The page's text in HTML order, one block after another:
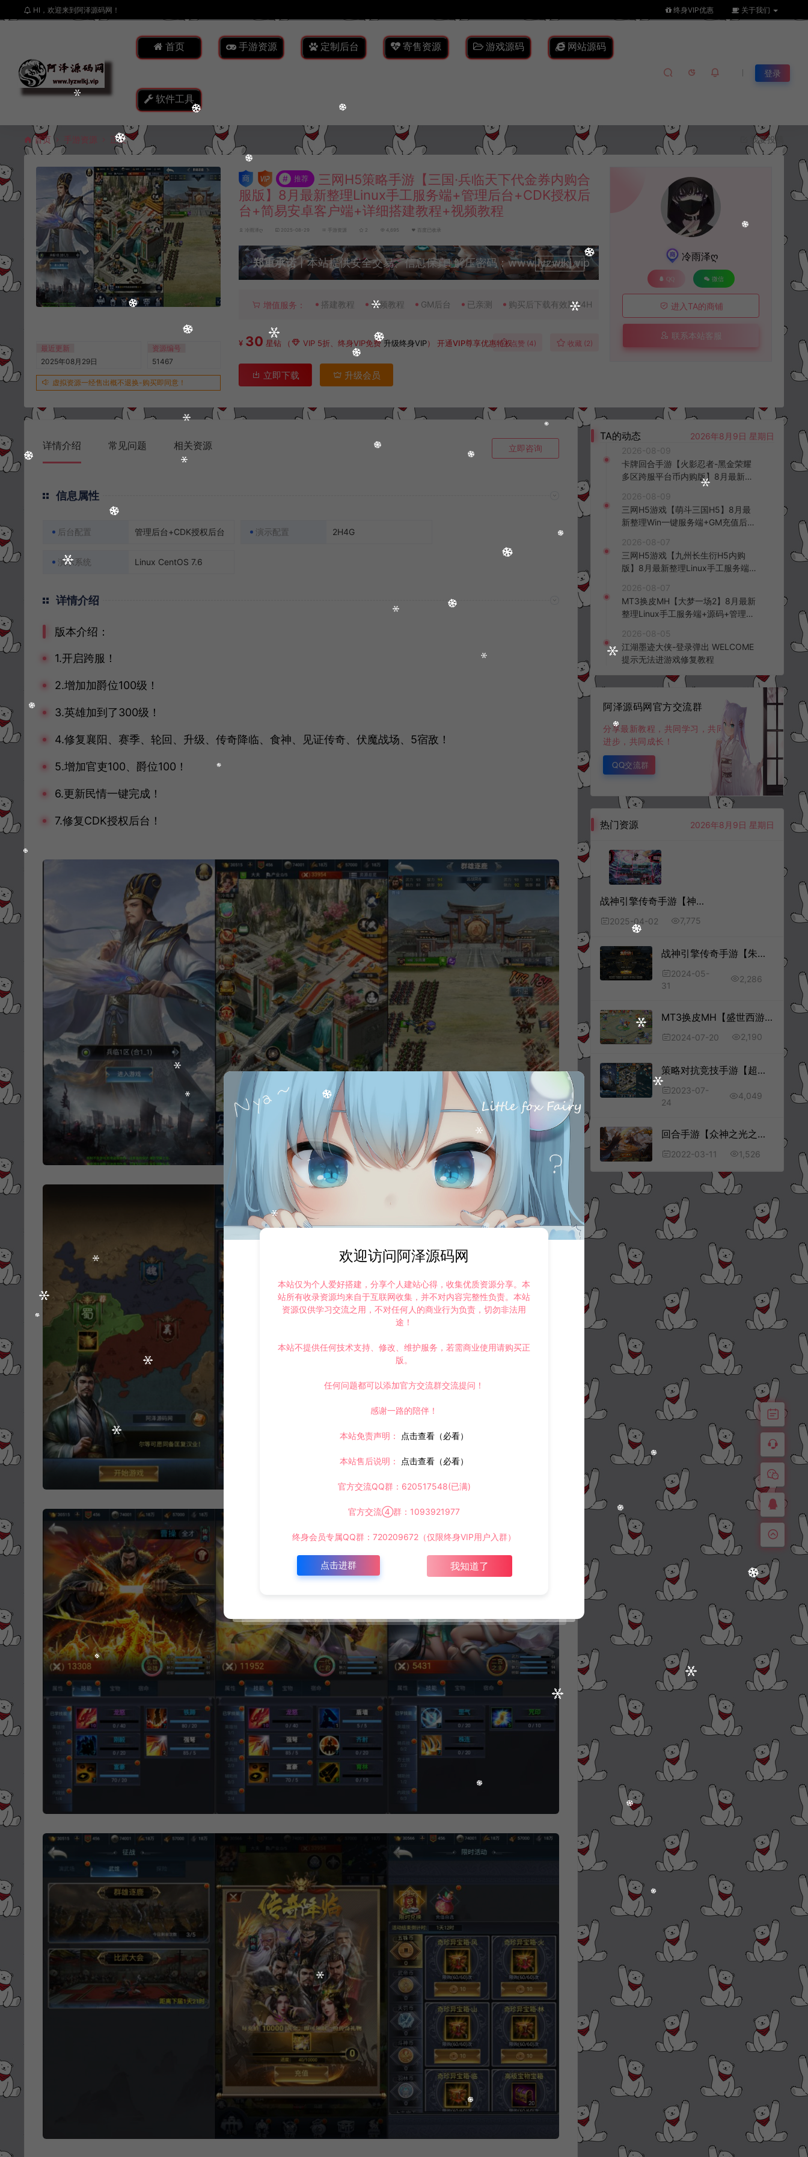
HI，欢迎来到阿泽源码网！ 终身VIP优惠 关于我们
首页 手游资源 定制后台 寄售资源 游戏源码 网站源码
软件工具
登录
首页 手游资源 正文 我要投稿
最近更新
2025年08月29日
资源编号
51467
虚拟资源一经售出概不退换-购买即同意！
# 推荐
三网H5策略手游【三国·兵临天下代金券内购合
服版】8月最新整理Linux手工服务端+管理后台+CDK授权后
台+简易安卓客户端+详细搭建教程+视频教程
冷雨泽ღ 2025-08-29 手游资源 2 4,695 百度已收录
郑重承诺丨本站提供安全交易、信息保真! 解压密码：www.lyzwlkj.vip
升级会员
增值服务： 搭建教程 视频教程 GM后台 已亲测 购买后下载有效期24H
¥ 30 星钻 （ VIP 5折、终身VIP免费升级终身VIP）开通VIP尊享优惠特权点赞 (4) 收藏 (2)
立即下载 升级会员
冷雨泽ღ
QQ 微信
进入TA的商铺
联系本站客服
详情介绍 常见问题 相关资源 立即咨询
信息属性
后台配置 管理后台+CDK授权后台 演示配置 2H4G
演示系统 Linux CentOS 7.6
详情介绍
版本介绍：
1.开启跨服！
2.增加加爵位100级！
3.英雄加到了300级！
4.修复襄阳、赛季、轮回、升级、传奇降临、食神、见证传奇、伏魔战场、5宿敌！
5.增加官吏100、爵位100！
6.更新民情一键完成！
7.修复CDK授权后台！
TA的动态
2026年8月9日 星期日
2026-08-09
卡牌回合手游【火影忍者-黑金荣耀
多区跨服平台币内购版】8月最新整
理Linux手工服务端+CDK授权后台
+安卓+详细搭建教程+视频教程
2026-08-09
三网H5游戏【萌斗三国H5】8月最
新整理Win一键服务端+GM充值后台
频教程
2026-08-07
三网H5游戏【九州长生衍H5内购
版】8月最新整理Linux手工服务端
客户端+详细搭建教程+视频教程
2026-08-07
MT3换皮MH【大梦一场2】8月最新
整理Linux手工服务端+源码+管理后
频教程
2026-08-05
江湖墨迹大侠-登录弹出 WELCOME
提示无法进游戏修复教程
阿泽源码网官方交流群
分享最新教程，共同学习，共同
进步，共同成长！
QQ交流群
热门资源 2026年8月9日 星期日
战神引擎传奇手游【神罚微变三职业】4月最新整理Win一键服务端+GM充值后台+安卓苹果双端+详细搭建教程+视频教程
2025-04-02 7,775
战神引擎传奇手游【朱雀复古三职业[白猪3.1]】5月最新整理Win一键服务端+GM授权后台+安卓苹果双端+详细搭建教程+视频教程
2024-05-
31
2,286
MT3换皮MH【盛世西游2】7月最新整理Linux手工服务端+源码+管理后台+GM后台+安卓苹果双端+详细搭建教程+视频教程
2024-07-20 2,190
策略对抗竞技手游【超级战舰+坦克风云】7月最新整理Linux手工服务端+加解密工具+GM授权后台+安卓苹果双端+详细搭建教程
2023-07-
24
4,049
回合手游【众神之光之诸神之怒】3月最新整理win一键服务端+运营后台+安卓
2022-03-11 1,526
欢迎访问阿泽源码网
本站仅为个人爱好搭建，分享个人建站心得，收集优质资源分享。本
站所有收录资源均来自于互联网收集，并不对内容完整性负责。本站
资源仅供学习交流之用，不对任何人的商业行为负责，切勿非法用
途！
本站不提供任何技术支持、修改、维护服务，若需商业使用请购买正
版。
任何问题都可以添加官方交流群交流提问！
感谢一路的陪伴！
本站免责声明： 点击查看（必看）
本站售后说明： 点击查看（必看）
官方交流QQ群：620517548(已满)
官方交流④群：1093921977
终身会员专属QQ群：720209672（仅限终身VIP用户入群）
点击进群 我知道了